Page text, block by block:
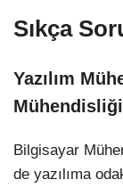
Sıkça
Yazılım
Bilgisayar
de yazılıma